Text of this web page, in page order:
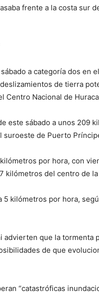
frente a la costa sur
a categoría dos en
de tierra
Centro Nacional de
este sábado a unos 209
suroeste de Puerto
por hora, con
kilómetros del centro de
5 kilómetros por hora,
advierten que la tormenta
de que
“catastróficas